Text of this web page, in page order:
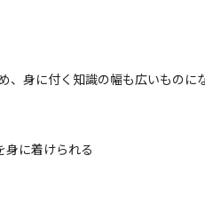
身に付く知識の幅も広いもの
身に着けられる